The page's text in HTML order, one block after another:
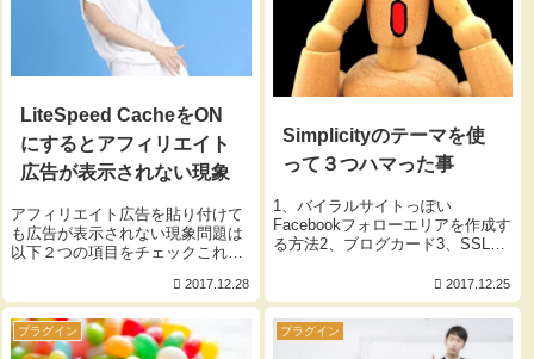
LiteSpeed CacheをON
にするとアフィリエイト
広告が表示されない現象
アフィリエイト広告を貼り付けて
も広告が表示されない現象問題は
以下２つの項目をチェックこれは
も変わってくるかもしれませんが
私の場合は以下の2つ項目をオフ
にすれば解決出来ました！JS
Deferrerが使えないのは...
2017.12.28
Simplicityのテーマを使
って３つハマった事
1、バイラルサイトっぽい
Facebookフォローエリアを作成す
る方法2、ブログカード3、SSL化
テンツが出る1番ハマったのはバ
イラルサイトっぽいFacebookフォ
ローエリアを作成する方法で分か
ればなんてことな...
2017.12.25
プラグイン プラグイン